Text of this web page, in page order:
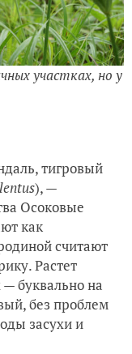
участках, но у
тигровый
), —
Осоковые
как
считают
Растет
буквально на
без проблем
засухи и